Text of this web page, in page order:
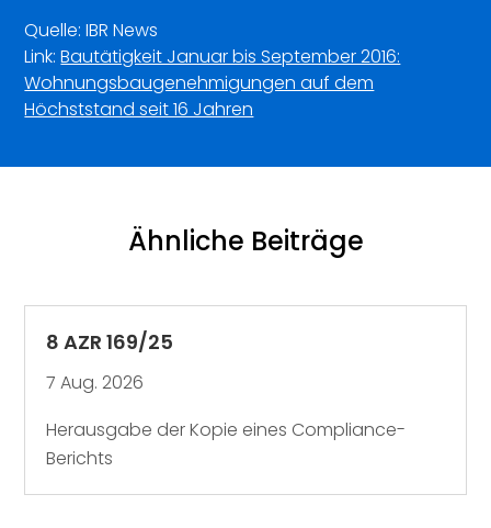
Quelle: IBR News
Link:Bautätigkeit Januar bis September 2016:
Wohnungsbaugenehmigungen auf dem
Höchststand seit 16 Jahren
Ähnliche Beiträge
8 AZR 169/25
7 Aug. 2026
Herausgabe der Kopie eines Compliance-
Berichts